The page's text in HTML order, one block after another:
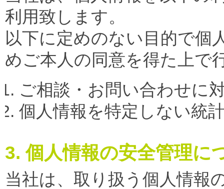
利用致します。
以下に定めのない目的で個
めご本人の同意を得た上で
ご相談・お問い合わせに
個人情報を特定しない統
3. 個人情報の安全管理に
当社は、取り扱う個人情報